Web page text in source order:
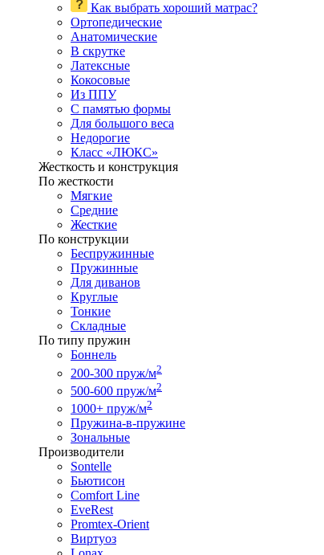
Как выбрать хороший матрас?
Ортопедические
Анатомические
В скрутке
Латексные
Кокосовые
Из ППУ
С памятью формы
Для большого веса
Недорогие
Класс «ЛЮКС»
Жесткость и конструкция
По жесткости
Мягкие
Средние
Жесткие
По конструкции
Беспружинные
Пружинные
Для диванов
Круглые
Тонкие
Складные
По типу пружин
Боннель
200-300 пруж/м2
500-600 пруж/м2
1000+ пруж/м2
Пружина-в-пружине
Зональные
Производители
Sontelle
Бьютисон
Comfort Line
EveRest
Promtex-Orient
Виртуоз